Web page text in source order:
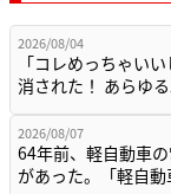
2026/08/04
「コレめっちゃい
消された！ あらゆ
2026/08/07
64年前、軽自動車
があった。「軽自